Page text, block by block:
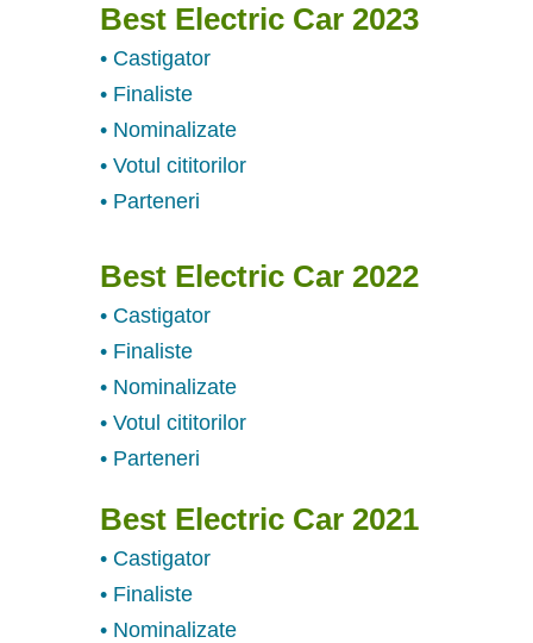
Best Electric Car 2023
• Castigator
• Finaliste
• Nominalizate
• Votul cititorilor
• Parteneri
Best Electric Car 2022
• Castigator
• Finaliste
• Nominalizate
• Votul cititorilor
• Parteneri
Best Electric Car 2021
• Castigator
• Finaliste
• Nominalizate